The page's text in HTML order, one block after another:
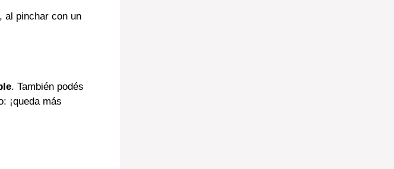
al pinchar con un
. También podés
¡queda más